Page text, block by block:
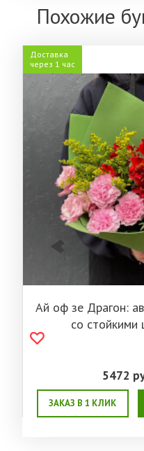
Похожие
Доставка
через 1 час
Ай оф зе Драгон:
со стойкими
5472
ЗАКАЗ В 1 КЛИК